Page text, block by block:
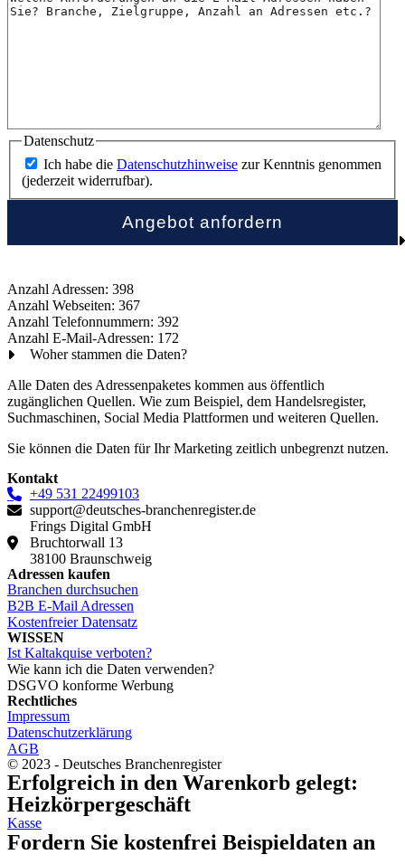
Datenschutz
Ich habe die Datenschutzhinweise zur Kenntnis genommen
(jederzeit widerrufbar).
Anzahl Adressen: 398
Anzahl Webseiten: 367
Anzahl Telefonnummern: 392
Anzahl E-Mail-Adressen: 172
Woher stammen die Daten?
Alle Daten des Adressenpaketes kommen aus öffentlich
zugänglichen Quellen. Wie zum Beispiel, dem Handelsregister,
Suchmaschinen, Social Media Plattformen und weiteren Quellen.
Sie können die Daten für Ihr Marketing zeitlich unbegrenzt nutzen.
Kontakt
+49 531 22499103
support@deutsches-branchenregister.de
Frings Digital GmbH
Bruchtorwall 13
38100 Braunschweig
Adressen kaufen
Branchen durchsuchen
B2B E-Mail Adressen
Kostenfreier Datensatz
WISSEN
Ist Kaltakquise verboten?
Wie kann ich die Daten verwenden?
DSGVO konforme Werbung
Rechtliches
Impressum
Datenschutzerklärung
AGB
© 2023 - Deutsches Branchenregister
Erfolgreich in den Warenkorb gelegt:
Heizkörpergeschäft
Kasse
Fordern Sie kostenfrei Beispieldaten an